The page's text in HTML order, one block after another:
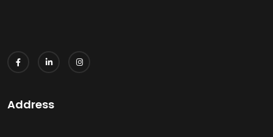
Address